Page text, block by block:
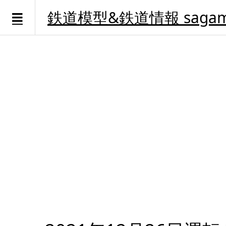
鉄道模型&鉄道情報